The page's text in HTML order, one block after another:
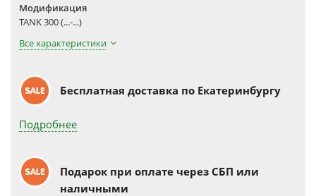
Модификация
TANK 300 (...-...)
Все характеристики
Бесплатная доставка по Екатеринбургу
Подробнее
Подарок при оплате через СБП или
наличными